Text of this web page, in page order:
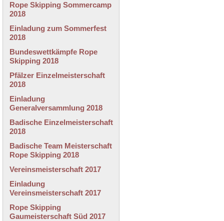
Rope Skipping Sommercamp
2018
Einladung zum Sommerfest
2018
Bundeswettkämpfe Rope
Skipping 2018
Pfälzer Einzelmeisterschaft
2018
Einladung
Generalversammlung 2018
Badische Einzelmeisterschaft
2018
Badische Team Meisterschaft
Rope Skipping 2018
Vereinsmeisterschaft 2017
Einladung
Vereinsmeisterschaft 2017
Rope Skipping
Gaumeisterschaft Süd 2017